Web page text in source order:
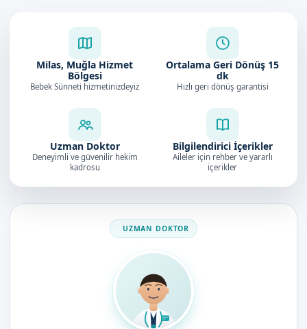
Milas, Muğla Hizmet
Bölgesi
Bebek Sünneti hizmetinizdeyiz
Ortalama Geri Dönüş 15
dk
Hızlı geri dönüş garantisi
Uzman Doktor
Deneyimli ve güvenilir hekim
kadrosu
Bilgilendirici İçerikler
Aileler için rehber ve yararlı
içerikler
Doktorumuz